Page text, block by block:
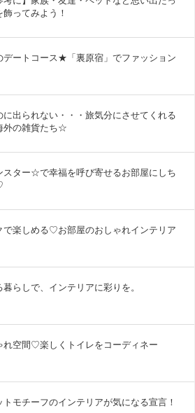
ってみよう！
デートコース★「裏原宿」でファッション
に出られない・・・旅気分にさせてくれる
外の雑貨たち☆
スター☆で幸福を呼び寄せるお部屋にしち
で楽しめる♡お部屋のおしゃれインテリア
らしで、インテリアに彩りを。
れ空間♡楽しくトイレをコーディネー
トモチーフのインテリアが気になる宣言！